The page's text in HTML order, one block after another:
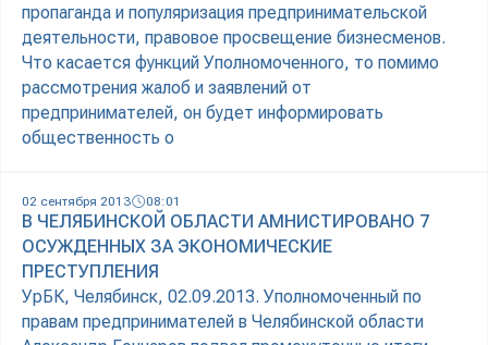
пропаганда и популяризация предпринимательской
деятельности, правовое просвещение бизнесменов.
Что касается функций Уполномоченного, то помимо
рассмотрения жалоб и заявлений от
предпринимателей, он будет информировать
общественность о
02 сентября 2013 08:01
В ЧЕЛЯБИНСКОЙ ОБЛАСТИ АМНИСТИРОВАНО 7
ОСУЖДЕННЫХ ЗА ЭКОНОМИЧЕСКИЕ
ПРЕСТУПЛЕНИЯ
УрБК, Челябинск, 02.09.2013. Уполномоченный по
правам предпринимателей в Челябинской области